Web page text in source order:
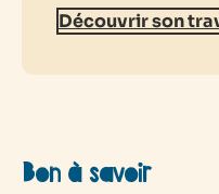
Découvrir son
Bon à savoir